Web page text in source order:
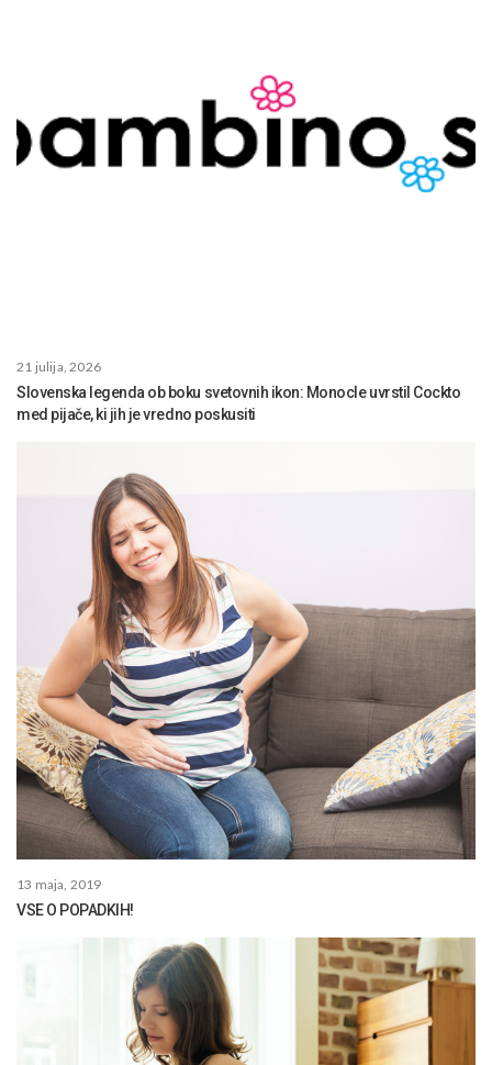
21 julija, 2026
Slovenska legenda ob boku svetovnih ikon: Monocle uvrstil Cockto
med pijače, ki jih je vredno poskusiti
13 maja, 2019
VSE O POPADKIH!